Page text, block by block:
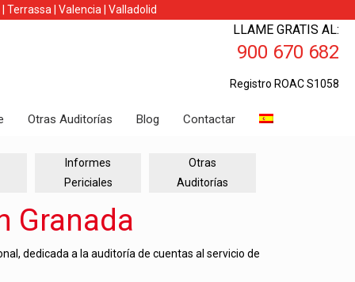
Terrassa Valencia Valladolid
Otras Auditorías Blog Contactar
LLAME GRATIS AL:
900 670 682
Registro ROAC S1058
Informes
Periciales
Otras
Auditorías
Granada
dedicada a la auditoría de cuentas al servicio de